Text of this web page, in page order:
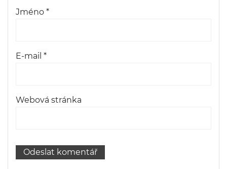
Jméno *
E-mail *
Webová stránka